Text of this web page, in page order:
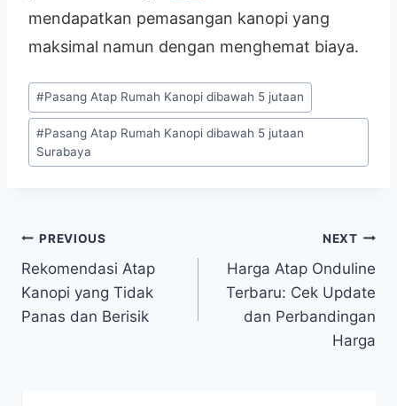
mendapatkan pemasangan kanopi yang
maksimal namun dengan menghemat biaya.
#Pasang Atap Rumah Kanopi dibawah 5 jutaan
#Pasang Atap Rumah Kanopi dibawah 5 jutaan
Surabaya
PREVIOUS
Rekomendasi Atap
Kanopi yang Tidak
Panas dan Berisik
NEXT
Harga Atap Onduline
Terbaru: Cek Update
dan Perbandingan
Harga